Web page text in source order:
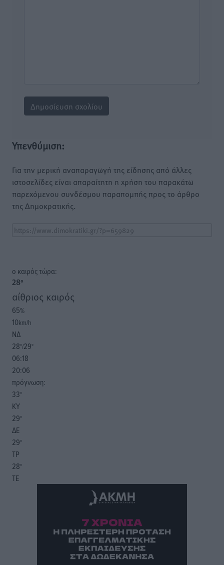
Υπενθύμιση:
Για την μερική αναπαραγωγή της είδησης από άλλες
ιστοσελίδες είναι απαραίτητη η χρήση του παρακάτω
παρεχόμενου συνδέσμου παραπομπής προς το άρθρο
της Δημοκρατικής.
o καιρός τώρα:
28°
αίθριος καιρός
65%
10km/h
ΝΔ
28°/29°
06:18
20:06
πρόγνωση:
33°
ΚΥ
29°
ΔΕ
29°
ΤΡ
28°
ΤΕ